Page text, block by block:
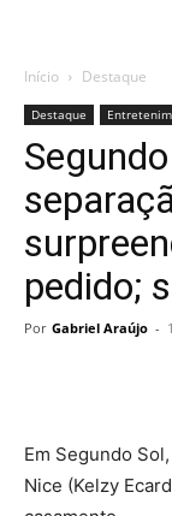
Início Destaque
Destaque
pedido;
Por Gabriel Araújo -
Em Segundo
Nice (Kelzy